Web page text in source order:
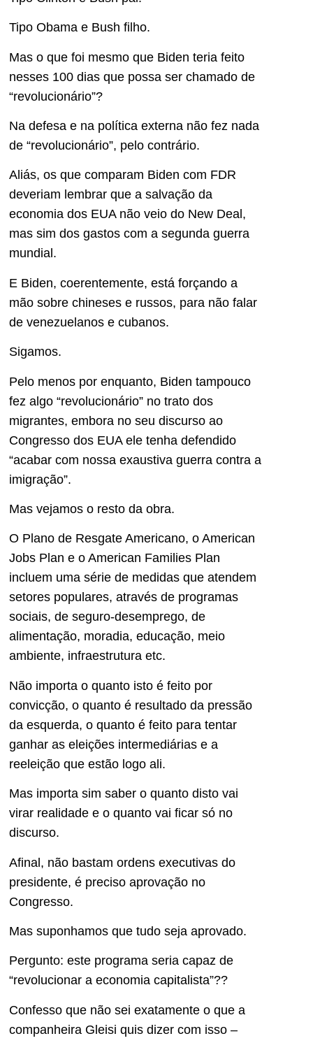
Tipo Obama e Bush filho.
Mas o que foi mesmo que Biden teria feito
nesses 100 dias que possa ser chamado de
“revolucionário”?
Na defesa e na política externa não fez nada
de “revolucionário”, pelo contrário.
Aliás, os que comparam Biden com FDR
deveriam lembrar que a salvação da
economia dos EUA não veio do New Deal,
mas sim dos gastos com a segunda guerra
mundial.
E Biden, coerentemente, está forçando a
mão sobre chineses e russos, para não falar
de venezuelanos e cubanos.
Sigamos.
Pelo menos por enquanto, Biden tampouco
fez algo “revolucionário” no trato dos
migrantes, embora no seu discurso ao
Congresso dos EUA ele tenha defendido
“acabar com nossa exaustiva guerra contra a
imigração”.
Mas vejamos o resto da obra.
O Plano de Resgate Americano, o American
Jobs Plan e o American Families Plan
incluem uma série de medidas que atendem
setores populares, através de programas
sociais, de seguro-desemprego, de
alimentação, moradia, educação, meio
ambiente, infraestrutura etc.
Não importa o quanto isto é feito por
convicção, o quanto é resultado da pressão
da esquerda, o quanto é feito para tentar
ganhar as eleições intermediárias e a
reeleição que estão logo ali.
Mas importa sim saber o quanto disto vai
virar realidade e o quanto vai ficar só no
discurso.
Afinal, não bastam ordens executivas do
presidente, é preciso aprovação no
Congresso.
Mas suponhamos que tudo seja aprovado.
Pergunto: este programa seria capaz de
“revolucionar a economia capitalista”??
Confesso que não sei exatamente o que a
companheira Gleisi quis dizer com isso –